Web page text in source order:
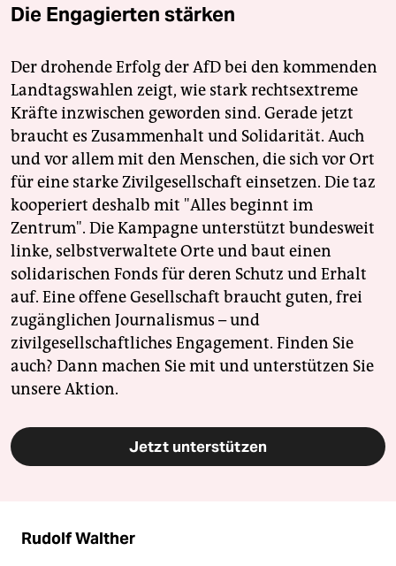
Die Engagierten stärken
Der drohende Erfolg der AfD bei den kommenden
Landtagswahlen zeigt, wie stark rechtsextreme
Kräfte inzwischen geworden sind. Gerade jetzt
braucht es Zusammenhalt und Solidarität. Auch
und vor allem mit den Menschen, die sich vor Ort
für eine starke Zivilgesellschaft einsetzen. Die taz
kooperiert deshalb mit "Alles beginnt im
Zentrum". Die Kampagne unterstützt bundesweit
linke, selbstverwaltete Orte und baut einen
solidarischen Fonds für deren Schutz und Erhalt
auf. Eine offene Gesellschaft braucht guten, frei
zugänglichen Journalismus – und
zivilgesellschaftliches Engagement. Finden Sie
auch? Dann machen Sie mit und unterstützen Sie
unsere Aktion.
Jetzt unterstützen
Rudolf Walther